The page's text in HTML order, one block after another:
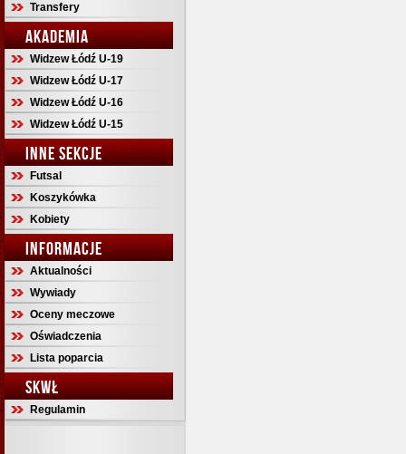
Transfery
AKADEMIA
Widzew Łódź U-19
Widzew Łódź U-17
Widzew Łódź U-16
Widzew Łódź U-15
INNE SEKCJE
Futsal
Koszykówka
Kobiety
INFORMACJE
Aktualności
Wywiady
Oceny meczowe
Oświadczenia
Lista poparcia
SKWŁ
Regulamin